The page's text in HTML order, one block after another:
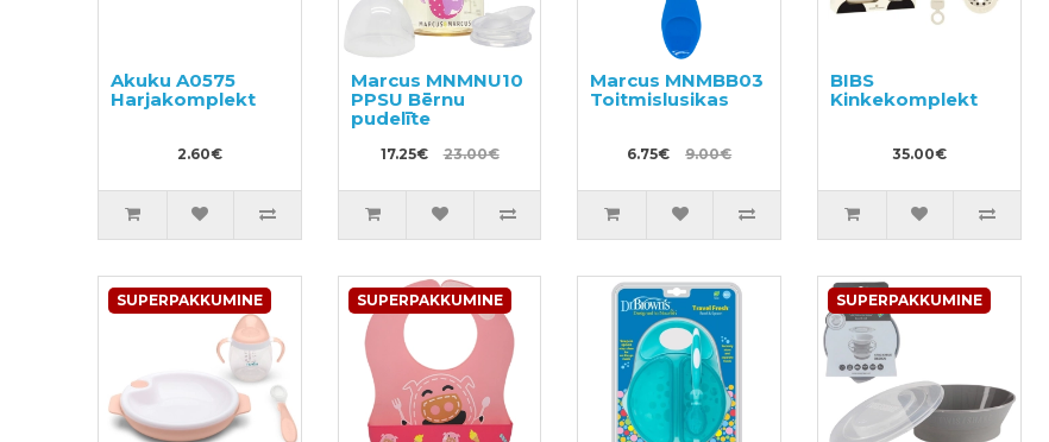
Akuku A0575
Harjakomplekt
2.60€
Marcus MNMNU10
PPSU Bērnu
pudelīte
17.25€ 23.00€
Marcus MNMBB03
Toitmislusikas
6.75€ 9.00€
BIBS
Kinkekomplekt
35.00€
SUPERPAKKUMINE SUPERPAKKUMINE SUPERPAKKUMINE